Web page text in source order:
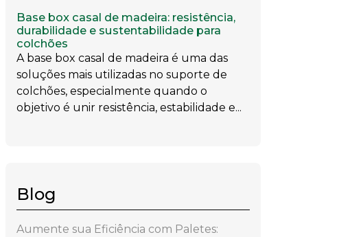
Base box casal de madeira: resistência,
durabilidade e sustentabilidade para
colchões
A base box casal de madeira é uma das
soluções mais utilizadas no suporte de
colchões, especialmente quando o
objetivo é unir resistência, estabilidade e...
Blog
Aumente sua Eficiência com Paletes: